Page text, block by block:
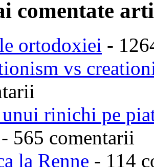
comentate
ortodoxiei -
vs
rinichi pe
- 565 comentarii
la Renne - 114